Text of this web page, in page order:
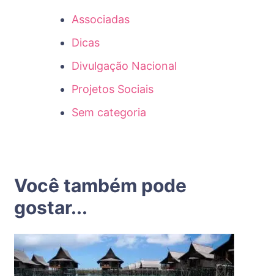
Associadas
Dicas
Divulgação Nacional
Projetos Sociais
Sem categoria
Você também pode
gostar...